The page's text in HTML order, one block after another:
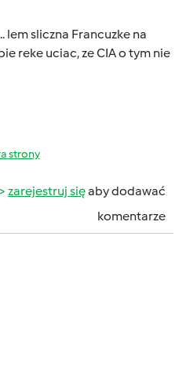
lem sliczna Francuzke na
reke uciac, ze CIA o tym nie
strony
zarejestruj sięaby dodawać
komentarze